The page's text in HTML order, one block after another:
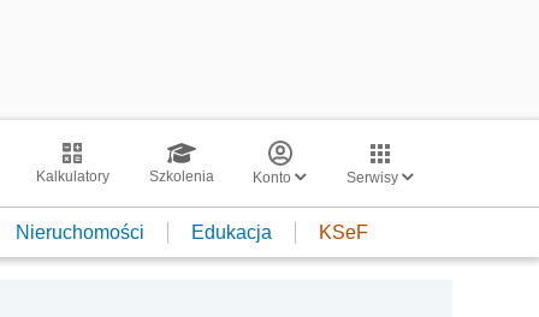
Kalkulatory Szkolenia Konto Serwisy
Nieruchomości Edukacja KSeF